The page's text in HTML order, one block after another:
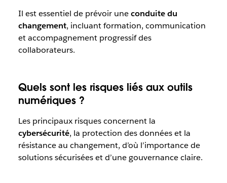
Il est essentiel de prévoir uneconduite du
changement, incluant formation, communication
et accompagnement progressif des
collaborateurs.
Quels sont les risques liés aux outils
numériques ?
Les principaux risques concernent la
cybersécurité, la protection des données et la
résistance au changement, d’où l’importance de
solutions sécurisées et d’une gouvernance claire.